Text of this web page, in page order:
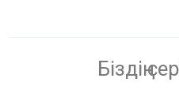
Біздің